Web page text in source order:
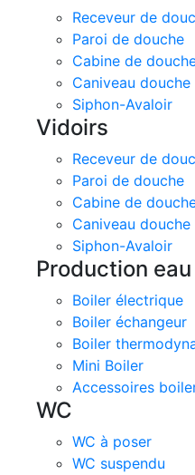
Receveur de
Paroi de douche
Cabine de
Caniveau douche
Siphon-Avaloir
Vidoirs
Receveur de
Paroi de douche
Cabine de
Caniveau douche
Siphon-Avaloir
Production
Boiler électrique
Boiler échangeur
Boiler
Mini Boiler
Accessoires
WC
WC à poser
WC suspendu